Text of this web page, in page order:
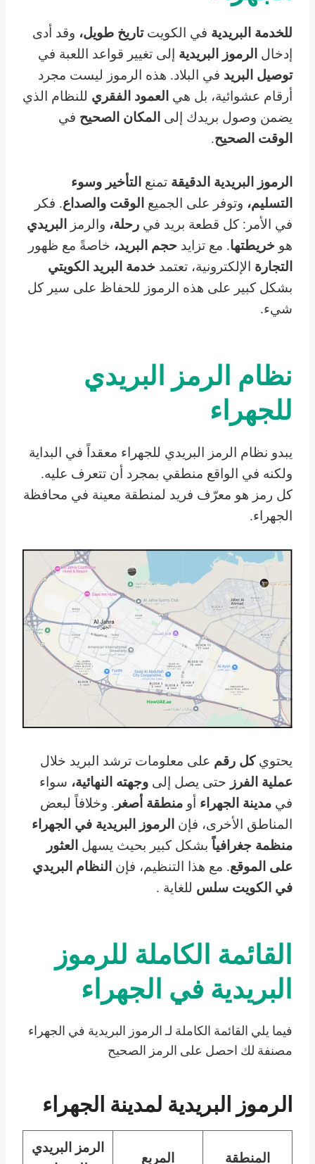
للخدمة البريدية في الكويتتاريخ طويل، وقد أدى
إدخال الرموز البريدية إلى تغيير قواعد اللعبة في
توصيل البريد في البلاد. هذه الرموز ليست مجرد
أرقام عشوائية، بل هي العمود الفقري للنظام الذي
يضمن وصول بريدك إلى المكان الصحيح في
الوقت الصحيح.
الرموز البريدية الدقيقة تمنع التأخير وسوء
التسليم، وتوفر على الجميع الوقت والصداع. فكر
في الأمر: كل قطعة بريد في رحلة، والرمز
البريدي
هو خريطتها. مع تزايد حجم البريد، خاصةً مع ظهور
التجارة الإلكترونية، تعتمد خدمة البريد الكويتي
بشكل كبير على هذه الرموز للحفاظ على سير كل
شيء.
نظام الرمز البريدي
للجهراء
يبدو نظام الرمز البريدي للجهراء معقداً في البداية
ولكنه في الواقع منطقي بمجرد أن تتعرف عليه.
كل رمز هو معرّف فريد لمنطقة معينة في محافظة
الجهراء.
يحتويكل رقم على معلومات ترشد البريد خلال
عملية الفرز حتى يصل إلى وجهته النهائية، سواء
في مدينة الجهراء أو منطقة أصغر . وخلافاً لبعض
المناطق الأخرى، فإن الرموز البريدية في الجهراء
منظمة جغرافياً بشكل كبير بحيث يسهل العثور
على الموقع. مع هذا التنظيم، فإن النظام البريدي
في الكويت سلس للغاية .
القائمة الكاملة للرموز
البريدية في الجهراء
فيما يلي القائمة الكاملة لـ الرموز البريدية في الجهراء
مصنفة لك احصل على الرمز الصحيح
الرموز البريدية لمدينة الجهراء
المنطقة المربع
الرمز البريدي